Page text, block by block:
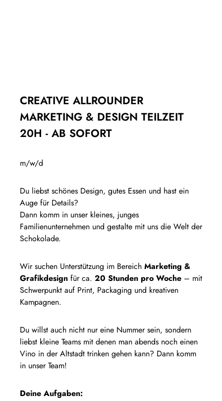
CREATIVE ALLROUNDER
MARKETING & DESIGN TEILZEIT
20H - AB SOFORT
m/w/d
Du liebst schönes Design, gutes Essen und hast ein
Auge für Details?
Dann komm in unser kleines, junges
Familienunternehmen und gestalte mit uns die Welt der
Schokolade.
Wir suchen Unterstützung im Bereich Marketing &
Grafikdesign für ca. 20 Stunden pro Woche – mit
Schwerpunkt auf Print, Packaging und kreativen
Kampagnen.
Du willst auch nicht nur eine Nummer sein, sondern
liebst kleine Teams mit denen man abends noch einen
Vino in der Altstadt trinken gehen kann? Dann komm
in unser Team!
Deine Aufgaben: